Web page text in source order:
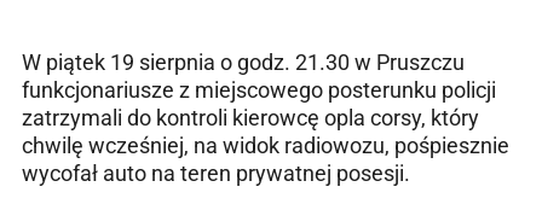
W piątek 19 sierpnia o godz. 21.30 w Pruszczu
funkcjonariusze z miejscowego posterunku policji
zatrzymali do kontroli kierowcę opla corsy, który
chwilę wcześniej, na widok radiowozu, pośpiesznie
wycofał auto na teren prywatnej posesji.